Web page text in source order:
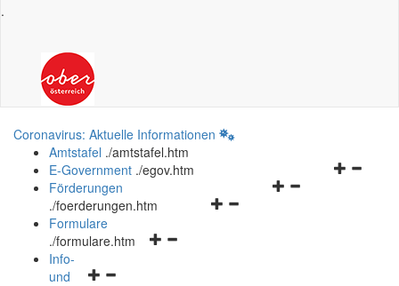
.
Coronavirus: Aktuelle Informationen
Amtstafel ./amtstafel.htm
Navigationsmenü
E-Government ./egov.htm
Navigationsmenü
Förderungen
./foerderungen.htm
Navigationsmenü
Formulare
./formulare.htm
Navigationsmenü
Info-
und